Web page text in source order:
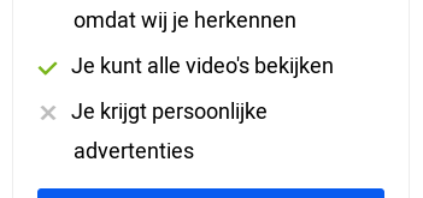
omdat wij je herkennen
Je kunt alle video's bekijken
Je krijgt persoonlijke
advertenties
Kenmerken
Opleidingsniveau:
Verzorging: